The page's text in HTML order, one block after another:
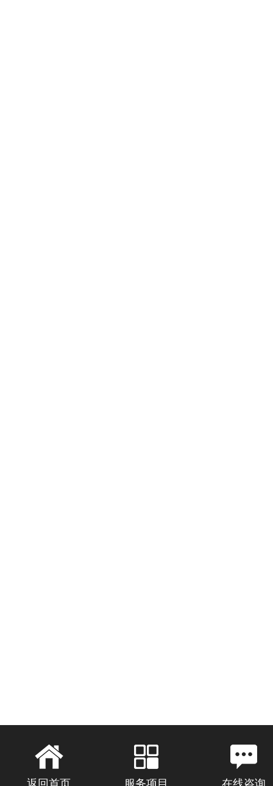
返回首页 服务项目 在线咨询